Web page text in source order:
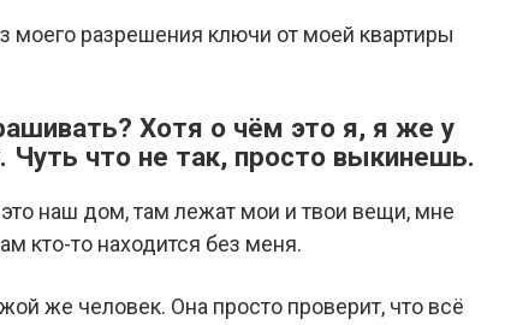
разрешения ключи от моей квартиры
Хотя о чём это я, я же у
Чуть что не так, просто выкинешь.
наш дом, там лежат мои и твои вещи, мне
кто-то находится без меня.
же человек. Она просто проверит, что всё